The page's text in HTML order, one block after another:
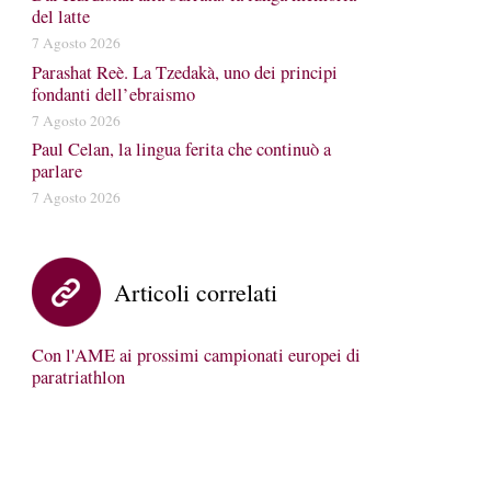
del latte
7 Agosto 2026
Parashat Reè. La Tzedakà, uno dei principi
fondanti dell’ebraismo
7 Agosto 2026
Paul Celan, la lingua ferita che continuò a
parlare
7 Agosto 2026
Articoli correlati
Con l'AME ai prossimi campionati europei di
paratriathlon